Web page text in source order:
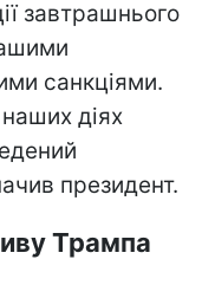
завтрашнього
санкціями.
діях
президент.
Трампа